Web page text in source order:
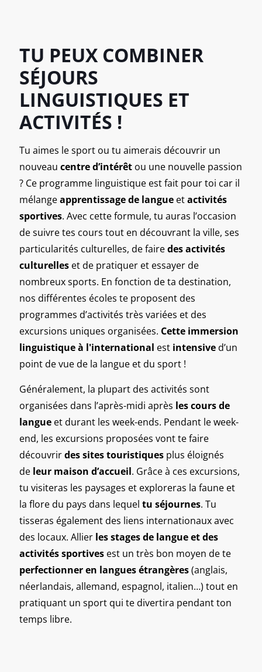
TU PEUX COMBINER
SÉJOURS
LINGUISTIQUES ET
ACTIVITÉS !
Tu aimes le sport ou tu aimerais découvrir un
nouveau centre d’intérêt ou une nouvelle passion
? Ce programme linguistique est fait pour toi car il
mélangeapprentissage de langue etactivités
sportives. Avec cette formule, tu auras l’occasion
de suivre tes cours tout en découvrant la ville, ses
particularités culturelles, de fairedes activités
culturelles et de pratiquer et essayer de
nombreux sports. En fonction de ta destination,
nos différentes écoles te proposent des
programmes d’activités très variées et des
excursions uniques organisées. Cette immersion
linguistique à l'international est intensived’un
point de vue de la langue et du sport !
Généralement, la plupart des activités sont
organisées dans l’après-midi après les cours de
langue et durant les week-ends. Pendant le week-
end, les excursions proposées vont te faire
découvrirdes sites touristiques plus éloignés
de leur maison d’accueil. Grâce à ces excursions,
tu visiteras les paysages et exploreras la faune et
la flore du pays dans lequel tu séjournes. Tu
tisseras également des liens internationaux avec
des locaux. Allier les stages de langue et des
activités sportives est un très bon moyen de te
perfectionner en langues étrangères(anglais,
néerlandais, allemand, espagnol, italien…) tout en
pratiquant un sport qui te divertira pendant ton
temps libre.